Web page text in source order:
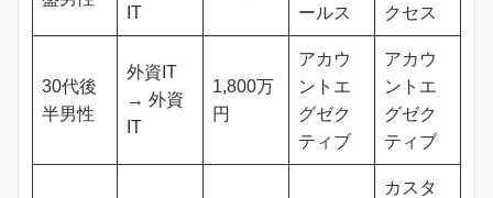
IT
ールス
クセス
30代後
半男性
外資IT
→ 外資
IT
1,800万
円
アカウ
ントエ
グゼク
ティブ
アカウ
ントエ
グゼク
ティブ
カスタ